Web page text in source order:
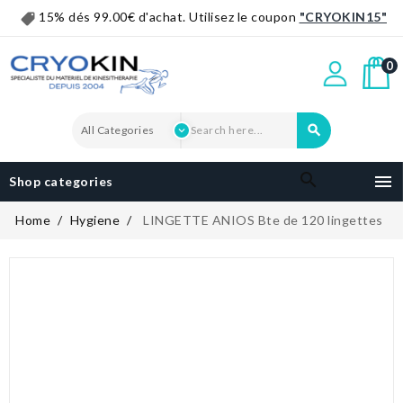
15% dés 99.00€ d'achat. Utilisez le coupon "CRYOKIN15"
0

Shop categories 
Home Hygiene LINGETTE ANIOS Bte de 120 lingettes